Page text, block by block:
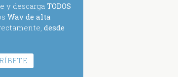
y descarga TODOS
Wav de alta
desde